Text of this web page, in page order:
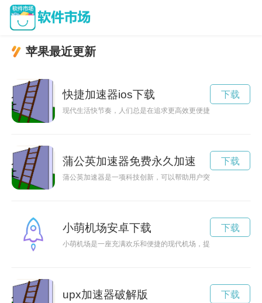
苹果最近更新
快捷加速器ios下载
现代生活快节奏，人们总是在追求更高效更便捷的生活方式。
下载
蒲公英加速器免费永久加速
蒲公英加速器是一项科技创新，可以帮助用户突破网络封锁，
下载
小萌机场安卓下载
小萌机场是一座充满欢乐和便捷的现代机场，提供着高品质的
下载
upx加速器破解版 下载